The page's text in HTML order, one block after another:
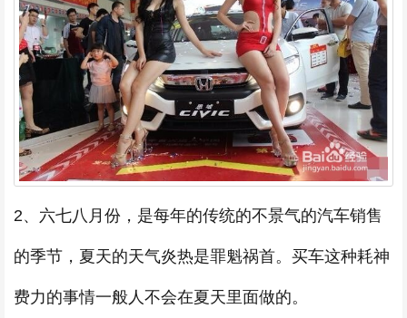
2、六七八月份，是每年的传统的不景气的汽车销售
的季节，夏天的天气炎热是罪魁祸首。买车这种耗神
费力的事情一般人不会在夏天里面做的。